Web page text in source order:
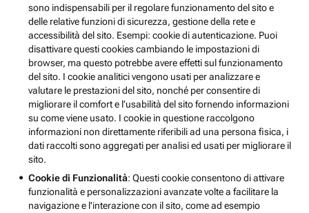
sono indispensabili per il regolare funzionamento del sito e
delle relative funzioni di sicurezza, gestione della rete e
accessibilità del sito. Esempi: cookie di autenticazione. Puoi
disattivare questi cookies cambiando le impostazioni di
browser, ma questo potrebbe avere effetti sul funzionamento
del sito. I cookie analitici vengono usati per analizzare e
valutare le prestazioni del sito, nonché per consentire di
migliorare il comfort e l’usabilità del sito fornendo informazioni
su come viene usato. I cookie in questione raccolgono
informazioni non direttamente riferibili ad una persona fisica, i
dati raccolti sono aggregati per analisi ed usati per migliorare il
sito.
Cookie di Funzionalità: Questi cookie consentono di attivare
funzionalità e personalizzazioni avanzate volte a facilitare la
navigazione e l'interazione con il sito, come ad esempio